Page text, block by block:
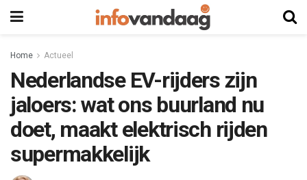
Home Actueel
Nederlandse EV-rijders zijn
jaloers: wat ons buurland nu
doet, maakt elektrisch rijden
supermakkelijk